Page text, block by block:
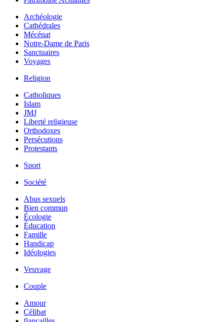
Archéologie
Cathédrales
Mécénat
Notre-Dame de Paris
Sanctuaires
Voyages
Religion
Catholiques
Islam
JMJ
Liberté religieuse
Orthodoxes
Persécutions
Protestants
Sport
Société
Abus sexuels
Bien commun
Écologie
Éducation
Famille
Handicap
Idéologies
Veuvage
Couple
Amour
Célibat